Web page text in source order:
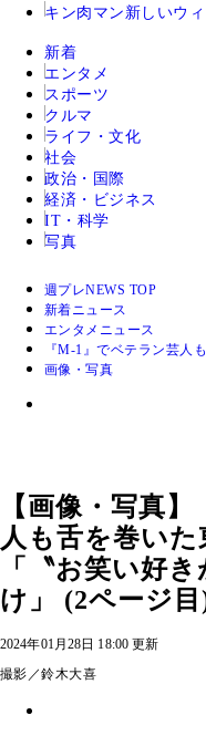
キン肉マン 新しいウ
新着
エンタメ
スポーツ
クルマ
ライフ・文化
社会
政治・国際
経済・ビジネス
IT・科学
写真
週プレNEWS TOP
新着ニュース
エンタメニュース
『M-1』でベテラン芸人
画像・写真
【画像・写真
人も舌を巻い
「〝お笑い好
け」 (2ページ目
2024年01月28日 18:00 更新
撮影／鈴木大喜